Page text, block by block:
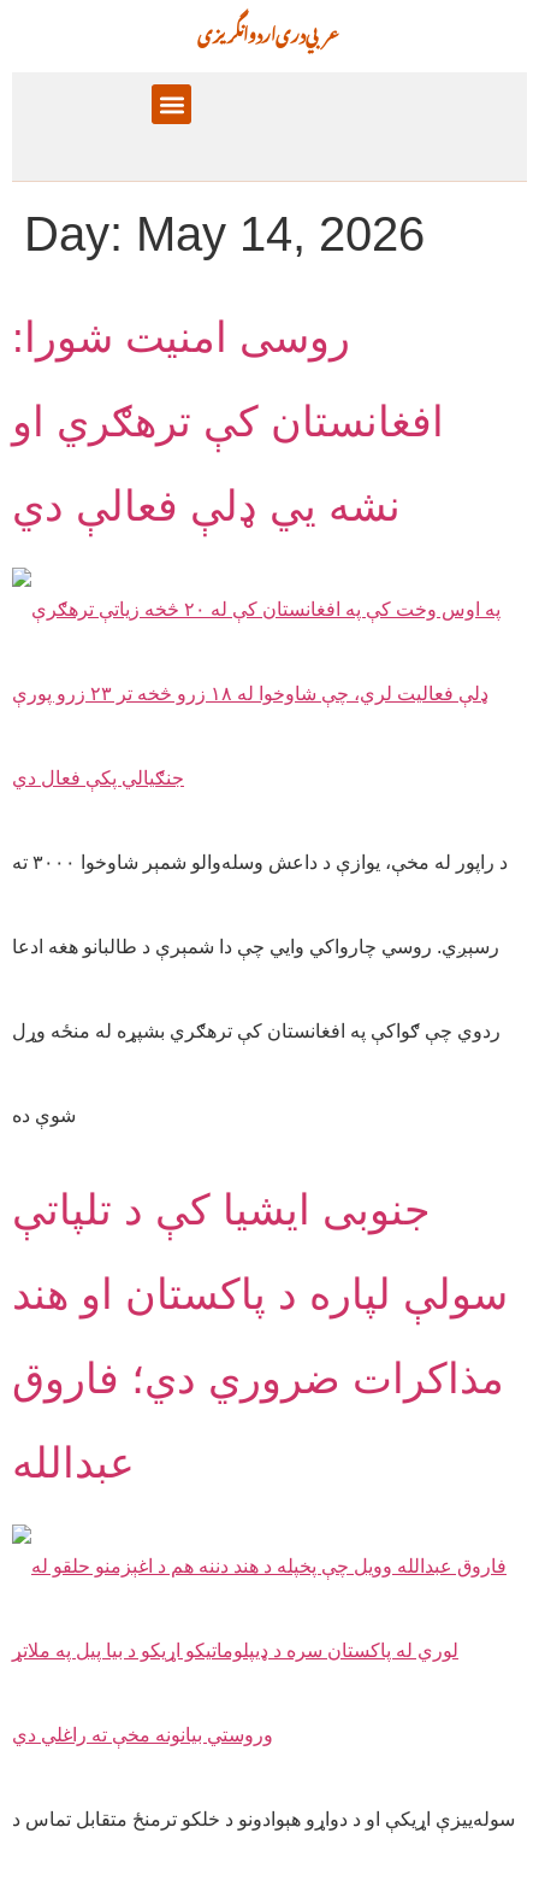
انگریزیاردودریعربي
Day: May 14, 2026
روسی امنیت شورا:
افغانستان کې ترهګري او
نشه يي ډلې فعالې دي
د راپور له مخې، یوازې د داعش وسله‌والو شمېر شاوخوا ۳۰۰۰ ته
رسېږي. روسي چارواکي وایي چې دا شمېرې د طالبانو هغه ادعا
ردوي چې ګواکې په افغانستان کې ترهګري بشپړه له منځه وړل
شوې ده
جنوبی ایشیا کې د تلپاتې
سولې لپاره د پاکستان او هند
مذاکرات ضروري دي؛ فاروق
عبدالله
سوله‌ییزې اړیکې او د دواړو هېوادونو د خلکو ترمنځ متقابل تماس د